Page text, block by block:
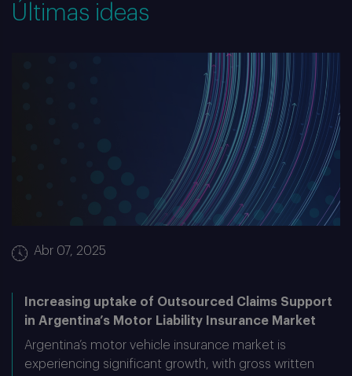
Últimas ideas
Abr 07, 2025
Increasing uptake of Outsourced Claims Support
in Argentina’s Motor Liability Insurance Market
Argentina’s motor vehicle insurance market is
experiencing significant growth, with gross written